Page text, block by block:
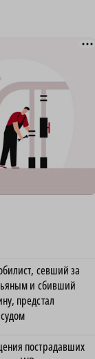
севший за
и сбивший
предстал
пострадавших